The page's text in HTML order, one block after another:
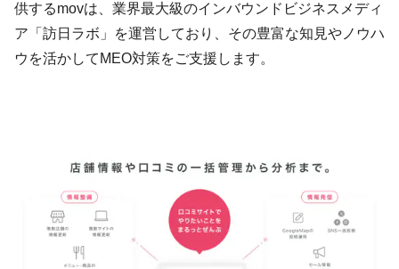
供するmovは、業界最大級のインバウンドビジネスメディ
ア「訪日ラボ」を運営しており、その豊富な知見やノウハ
ウを活かしてMEO対策をご支援します。